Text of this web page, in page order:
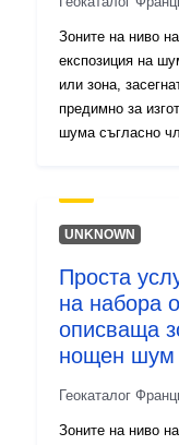
Зоните на ниво
експозиция на
или зона,
предимно за
шума съгласно
популации.
UNKNOWN
Проста
на набора
описваща
нощен шум
Геокаталог
Зоните на ниво